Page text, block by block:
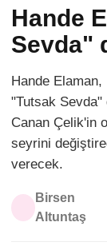
Hande
Sevda"
Hande Elaman,
"Tutsak Sevda"
Canan Çelik'in
seyrini
verecek.
Birsen
Altuntaş